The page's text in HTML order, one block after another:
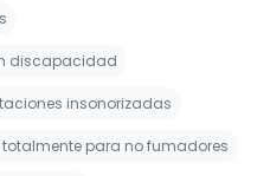
discapacidad
insonorizadas
para no fumadores